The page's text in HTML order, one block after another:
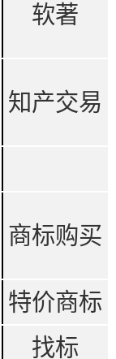
软著
知产交易
商标购买
特价商标
找标